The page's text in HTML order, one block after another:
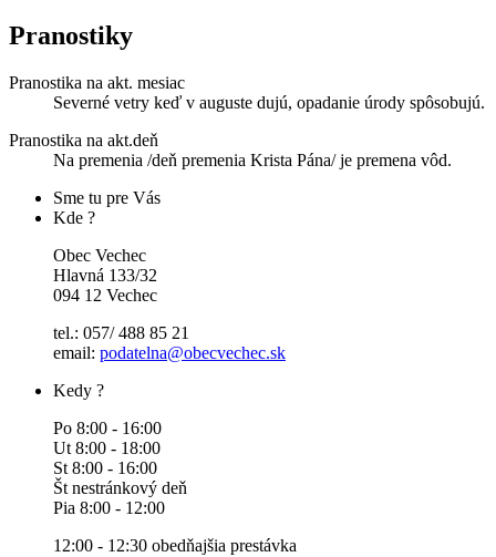
Pranostiky
Pranostika na akt. mesiac
Severné vetry keď v auguste dujú, opadanie úrody spôsobujú.
Pranostika na akt.deň
Na premenia /deň premenia Krista Pána/ je premena vôd.
Sme tu pre Vás
Kde ?
Obec Vechec
Hlavná 133/32
094 12 Vechec
tel.: 057/ 488 85 21
email: podatelna@obecvechec.sk
Kedy ?
Po 8:00 - 16:00
Ut 8:00 - 18:00
St 8:00 - 16:00
Št nestránkový deň
Pia 8:00 - 12:00
12:00 - 12:30 obedňajšia prestávka